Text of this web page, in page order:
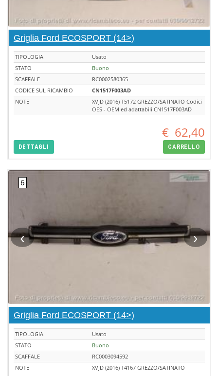
Griglia Ford ECOSPORT (14>)
TIPOLOGIA
Usato
STATO
Buono
SCAFFALE
RC0002580365
CODICE SUL RICAMBIO
CN1517F003AD
NOTE
XVJD (2016) T5172 GREZZO/SATINATO Codici
OES - OEM ed adattabili CN1517F003AD
€ 62,40
DETTAGLI CARRELLO
‹ ›
Griglia Ford ECOSPORT (14>)
TIPOLOGIA
Usato
STATO
Buono
SCAFFALE
RC0003094592
NOTE
XVJD (2016) T4167 GREZZO/SATINATO